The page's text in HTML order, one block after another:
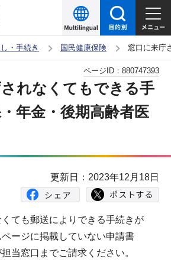
・手続き 国民健康保険 窓口に来庁
れなくてもできる手
年金・後期高齢者医
ページID： 880747393
更新日：2023年12月18日
ても郵送によりできる手続きが
ージに掲載していない申請書
当窓口までご請求ください。